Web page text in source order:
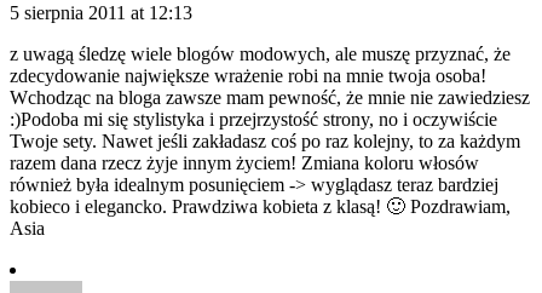
5 sierpnia 2011 at 12:13
z uwagą śledzę wiele blogów modowych, ale muszę przyznać, że
zdecydowanie największe wrażenie robi na mnie twoja osoba!
Wchodząc na bloga zawsze mam pewność, że mnie nie zawiedziesz
:)Podoba mi się stylistyka i przejrzystość strony, no i oczywiście
Twoje sety. Nawet jeśli zakładasz coś po raz kolejny, to za każdym
razem dana rzecz żyje innym życiem! Zmiana koloru włosów
również była idealnym posunięciem -> wyglądasz teraz bardziej
kobieco i elegancko. Prawdziwa kobieta z klasą! 🙂 Pozdrawiam,
Asia